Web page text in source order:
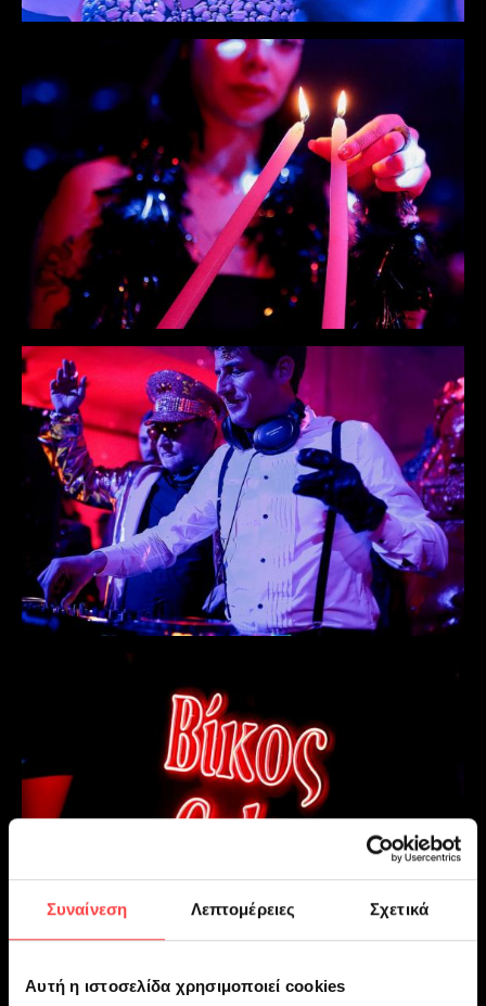
Συναίνεση Λεπτομέρειες Σχετικά
Αυτή η ιστοσελίδα χρησιμοποιεί cookies